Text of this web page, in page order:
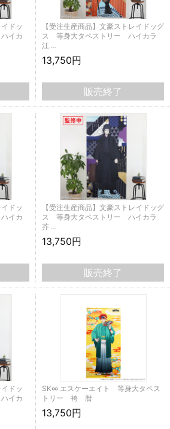
ドッ
イカ
【受注生産商品】文豪ストレイドッグ
ス 等身大タペストリー ハイカラ
江 …
13,750円
販売終了
ドッ
イカ
【受注生産商品】文豪ストレイドッグ
ス 等身大タペストリー ハイカラ
芥 …
13,750円
販売終了
ドッ
イカ
SK∞ エスケーエイト 等身大タペス
トリー 袴 暦
13,750円